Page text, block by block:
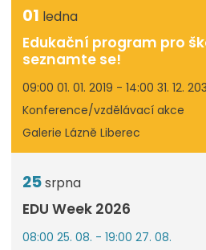
01 ledna
Edukační program pro
seznamte se!
09:00 01. 01. 2019 - 14:00 31. 12.
Konference/vzdělávací akce
Galerie Lázně Liberec
25srpna
EDU Week 2026
08:00 25. 08. - 19:00 27. 08.